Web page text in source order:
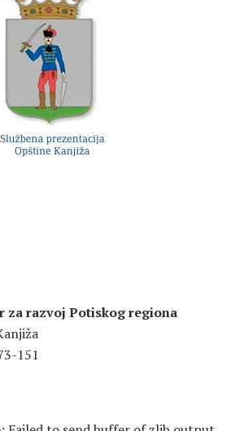
za razvoj Potiskog regiona
151